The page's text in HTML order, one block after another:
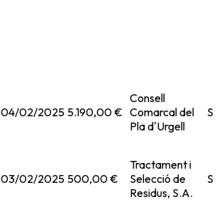
04/02/2025 5.190,00 €
Consell
Comarcal del
Pla d'Urgell
03/02/2025 500,00 €
Tractament i
Selecció de
Residus, S.A.